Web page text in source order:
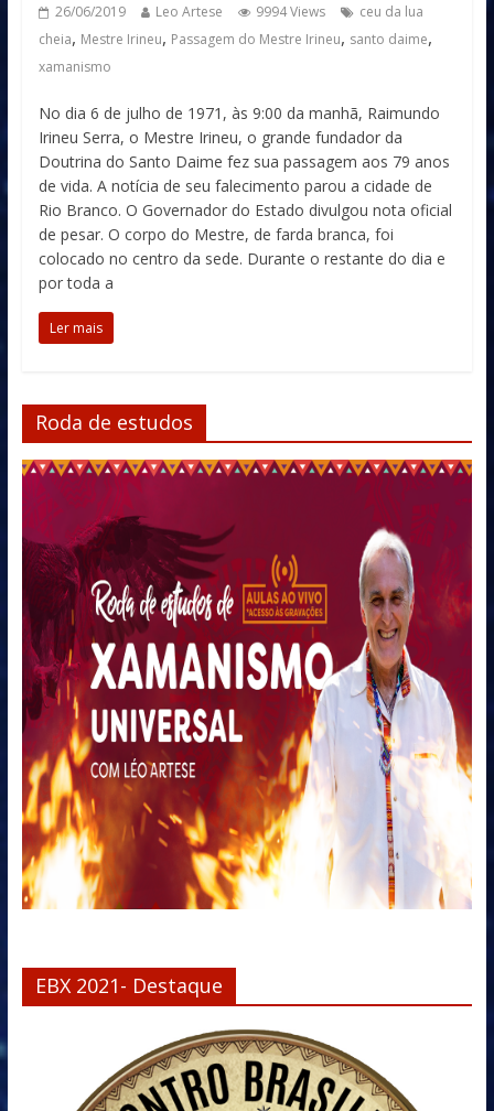
26/06/2019 Leo Artese 9994 Views
ceu da lua
cheia, Mestre Irineu, Passagem do Mestre Irineu, santo daime,
xamanismo
No dia 6 de julho de 1971, às 9:00 da manhã, Raimundo
Irineu Serra, o Mestre Irineu, o grande fundador da
Doutrina do Santo Daime fez sua passagem aos 79 anos
de vida. A notícia de seu falecimento parou a cidade de
Rio Branco. O Governador do Estado divulgou nota oficial
de pesar. O corpo do Mestre, de farda branca, foi
colocado no centro da sede. Durante o restante do dia e
por toda a
Ler mais
Roda de estudos
EBX 2021- Destaque